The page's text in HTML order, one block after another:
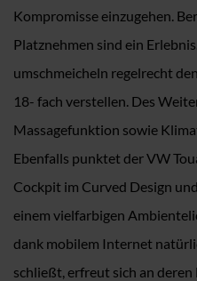
Kompromisse einzugehen.
Platznehmen sind ein
umschmeicheln regelrecht
18- fach verstellen. Des
Massagefunktion sowie
Ebenfalls punktet der VW
Cockpit im Curved Design
einem vielfarbigen
dank mobilem Internet
schließt, erfreut sich an